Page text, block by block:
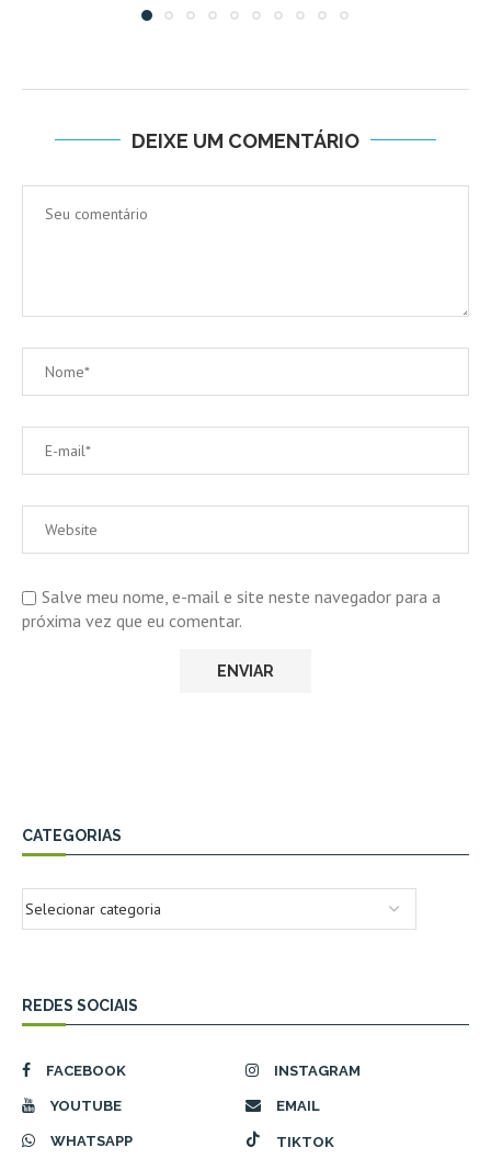
DEIXE UM COMENTÁRIO
Salve meu nome, e-mail e site neste navegador para a
próxima vez que eu comentar.
CATEGORIAS
REDES SOCIAIS
FACEBOOK INSTAGRAM
YOUTUBE EMAIL
WHATSAPP TIKTOK